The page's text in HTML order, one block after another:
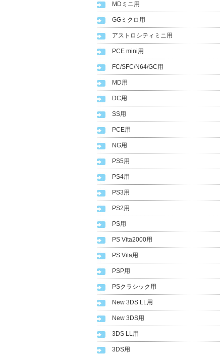
MDミニ用
GGミクロ用
アストロシティミニ用
PCE mini用
FC/SFC/N64/GC用
MD用
DC用
SS用
PCE用
NG用
PS5用
PS4用
PS3用
PS2用
PS用
PS Vita2000用
PS Vita用
PSP用
PSクラシック用
New 3DS LL用
New 3DS用
3DS LL用
3DS用